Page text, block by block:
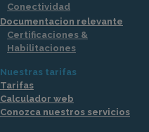
Conectividad
Documentacion relevante
Certificaciones &
Habilitaciones
Nuestras tarifas
Tarifas
Calculador web
Conozca nuestros servicios